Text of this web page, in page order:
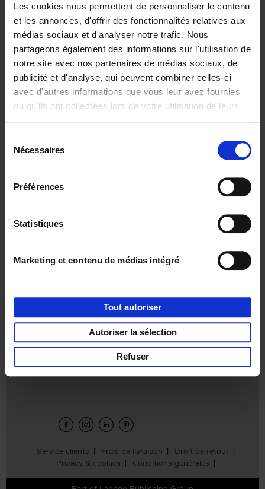
Les cookies nous permettent de personnaliser le contenu
et les annonces, d'offrir des fonctionnalités relatives aux
médias sociaux et d'analyser notre trafic. Nous
partageons également des informations sur l'utilisation de
notre site avec nos partenaires de médias sociaux, de
publicité et d'analyse, qui peuvent combiner celles-ci
avec d'autres informations que vous leur avez fournies
ou qu'ils ont collectées lors de votre utilisation de leurs
Nécessaires
Préférences
Statistiques
Marketing et contenu de médias intégré
Tout autoriser
Autoriser la sélection
Refuser
Digital marketing like a PRO -
completely revised edition
Clo Willaerts
Couverture souple
2022 226
€35,50
Content Marketing like a
Ajouter au panier
Service clients Frais de livraison
Droit de retour
Privacy & cookies
Conditions générales
Envie de bonnes idées de lecture, de